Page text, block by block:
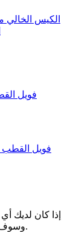
الكيس الخالي
فويل
فويل القطب
إذا كان لديك
وسوف نقوم بالرد على أسئلتك على الفور. شكرا لدعمك.